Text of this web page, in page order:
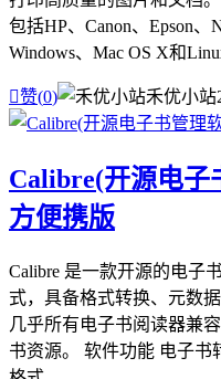
包括HP、Canon、Epson
Windows、Mac OS X和
赞(0) 禾优小站
Calibre(开源电子
方便携版
Calibre 是一款开源的电子
式，具备格式转换、元数
几乎所有电子书阅读器兼
书资源。 软件功能 电子书